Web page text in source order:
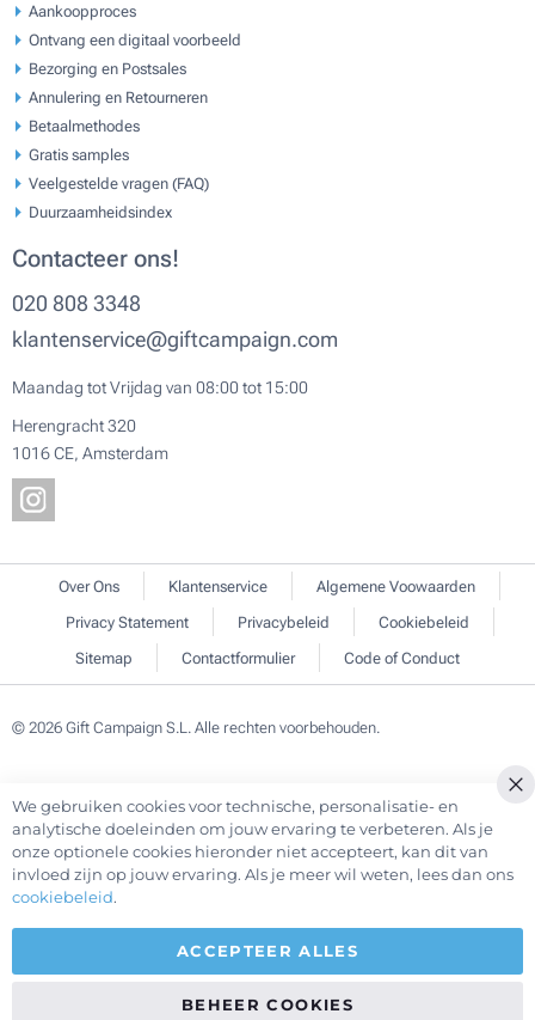
Aankoopproces
Ontvang een digitaal voorbeeld
Bezorging en Postsales
Annulering en Retourneren
Betaalmethodes
Gratis samples
Veelgestelde vragen (FAQ)
Duurzaamheidsindex
Contacteer ons!
020 808 3348
klantenservice@giftcampaign.com
Maandag tot Vrijdag van 08:00 tot 15:00
Herengracht 320
1016 CE, Amsterdam
Over Ons Klantenservice
Algemene Voowaarden
Privacy Statement
Privacybeleid
Cookiebeleid
Sitemap
Contactformulier Code of Conduct
© 2026 Gift Campaign S.L. Alle rechten voorbehouden.
We gebruiken cookies voor technische, personalisatie- en
analytische doeleinden om jouw ervaring te verbeteren. Als je
onze optionele cookies hieronder niet accepteert, kan dit van
invloed zijn op jouw ervaring. Als je meer wil weten, lees dan ons
cookiebeleid.
ACCEPTEER ALLES
BEHEER COOKIES